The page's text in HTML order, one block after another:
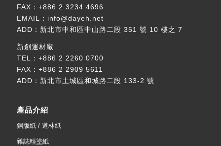
FAX：+886 2 3234 4696
EMAIL： info@dayeh.net
ADD： 新北市中和區中山路二段 351 號 10 樓之 7
新創運材廠
TEL： +886 2 2260 0700
FAX：+886 2 2909 5611
ADD： 新北市土城區和城路二段 133-2 號
產品介紹
銅版紙 / 道林紙
雜誌輕塗紙